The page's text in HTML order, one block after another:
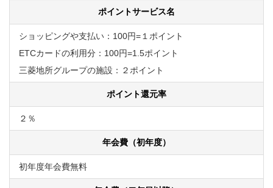
ポイントサービス名
ショッピングや支払い：100円=１ポイント
ETCカードの利用分：100円=1.5ポイント
三菱地所グループの施設：２ポイント
ポイント還元率
２％
年会費（初年度）
初年度年会費無料